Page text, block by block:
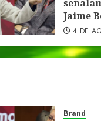
Jaime
4 DE
Brand